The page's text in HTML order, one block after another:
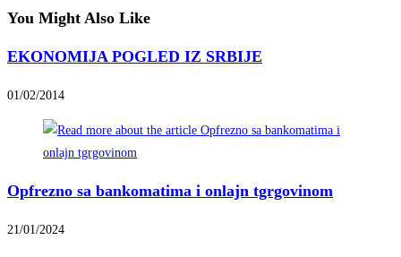
You Might Also Like
EKONOMIJA POGLED IZ SRBIJE
01/02/2014
Opfrezno sa bankomatima i onlajn tgrgovinom
21/01/2024